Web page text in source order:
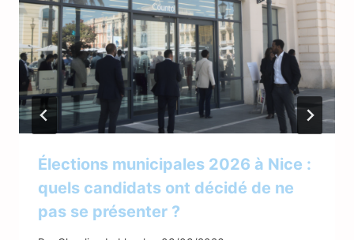
Élections municipales 2026 à Nice :
quels candidats ont décidé de ne
pas se présenter ?